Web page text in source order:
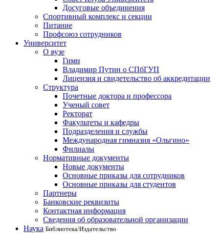
Досуговые объединения
Спортивный комплекс и секции
Питание
Профсоюз сотрудников
Университет
О вузе
Гимн
Владимир Путин о СПбГУП
Лицензия и свидетельство об аккредитации
Структура
Почетные доктора и профессора
Ученый совет
Ректорат
Факультеты и кафедры
Подразделения и службы
Международная гимназия «Ольгино»
Филиалы
Нормативные документы
Новые документы
Основные приказы для сотрудников
Основные приказы для студентов
Партнеры
Банковские реквизиты
Контактная информация
Сведения об образовательной организации
Наука Библиотека/Издательство